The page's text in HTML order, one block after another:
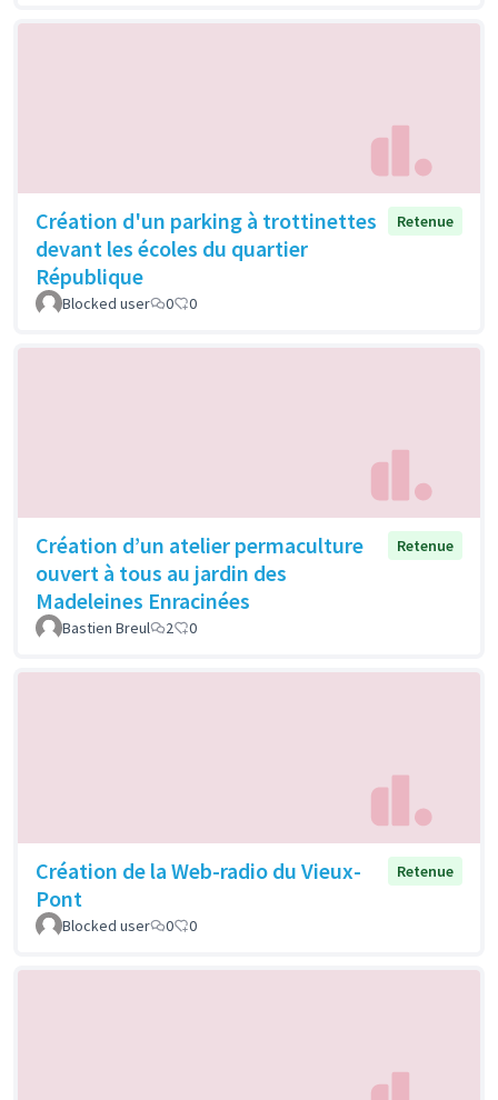
Création d'un parking à trottinettes
devant les écoles du quartier
République
Retenue
Blocked user 0 0
Création d’un atelier permaculture
ouvert à tous au jardin des
Madeleines Enracinées
Retenue
Bastien Breul 2 0
Création de la Web-radio du Vieux-
Pont
Retenue
Blocked user 0 0